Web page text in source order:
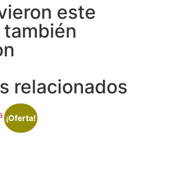
este
relacionados
¡Oferta!